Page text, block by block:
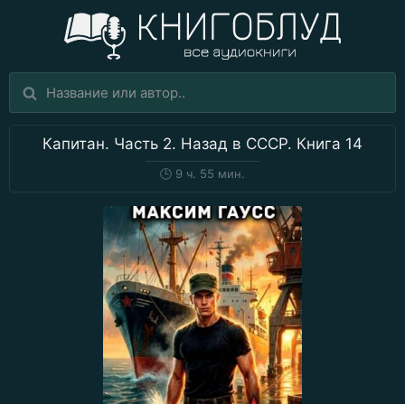
Капитан. Часть 2. Назад в СССР. Книга 14
🕒 9 ч. 55 мин.